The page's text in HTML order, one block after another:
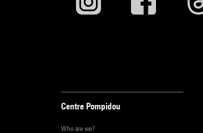
Centre Pompidou
Who are we?